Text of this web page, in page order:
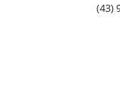
(43)